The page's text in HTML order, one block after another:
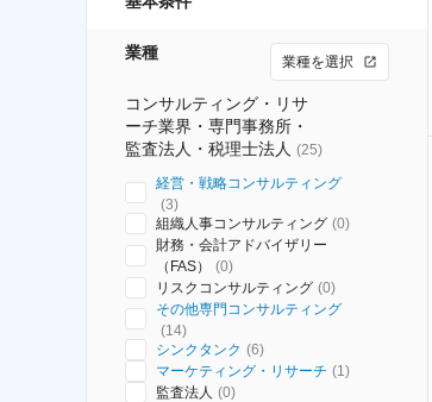
業種 業種を選択
コンサルティング・リサ
ーチ業界・専門事務所・
監査法人・税理士法人 (25)
経営・戦略コンサルティング
(3)
組織人事コンサルティング (0)
財務・会計アドバイザリー
（FAS）
(0)
リスクコンサルティング (0)
その他専門コンサルティング
(14)
シンクタンク (6)
マーケティング・リサーチ (1)
監査法人 (0)